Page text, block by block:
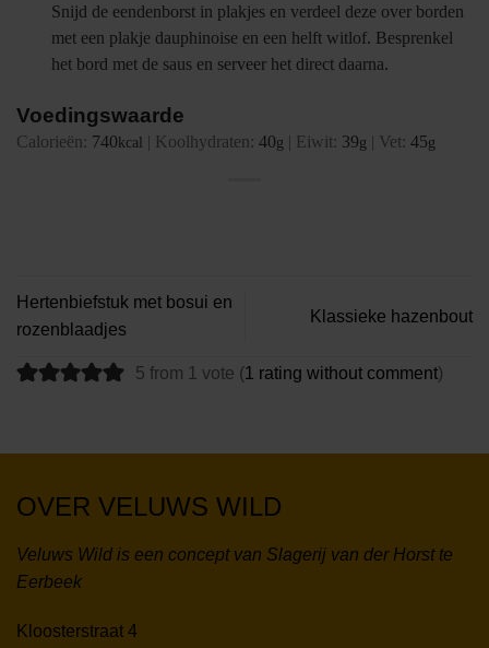
Snijd de eendenborst in plakjes en verdeel deze over borden
met een plakje dauphinoise en een helft witlof. Besprenkel
het bord met de saus en serveer het direct daarna.
Voedingswaarde
Calorieën: 740 kcal | Koolhydraten: 40g | Eiwit: 39g | Vet: 45g
Hertenbiefstuk met bosui en
rozenblaadjes
Klassieke hazenbout
5 from 1 vote (1 rating without comment)
OVER VELUWS WILD
Veluws Wild is een concept van Slagerij van der Horst te
Eerbeek
Kloosterstraat 4